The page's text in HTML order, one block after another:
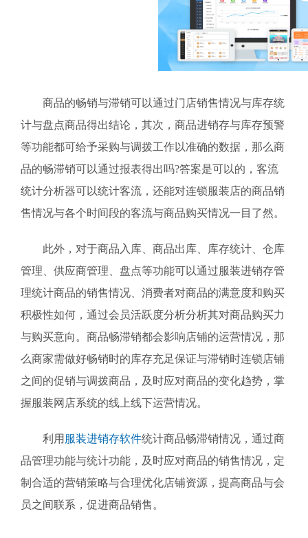
商品的畅销与滞销可以通过门店销售情况与库存统
计与盘点商品得出结论，其次，商品进销存与库存预警
等功能都可给予采购与调拨工作以准确的数据，那么商
品的畅滞销可以通过报表得出吗?答案是可以的，客流
统计分析器可以统计客流，还能对连锁服装店的商品销
售情况与各个时间段的客流与商品购买情况一目了然。
此外，对于商品入库、商品出库、库存统计、仓库
管理、供应商管理、盘点等功能可以通过服装进销存管
理统计商品的销售情况、消费者对商品的满意度和购买
积极性如何，通过会员活跃度分析分析其对商品购买力
与购买意向。商品畅滞销都会影响店铺的运营情况，那
么商家需做好畅销时的库存充足保证与滞销时连锁店铺
之间的促销与调拨商品，及时应对商品的变化趋势，掌
握服装网店系统的线上线下运营情况。
利用 服装进销存软件统计商品畅滞销情况，通过商
品管理功能与统计功能，及时应对商品的销售情况，定
制合适的营销策略与合理优化店铺资源，提高商品与会
员之间联系，促进商品销售。